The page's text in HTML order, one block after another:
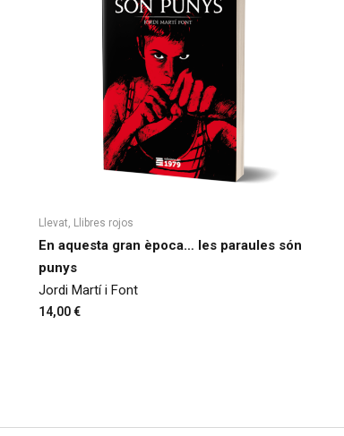
Llevat, Llibres rojos
En aquesta gran època… les paraules són
punys
Jordi Martí i Font
14,00€